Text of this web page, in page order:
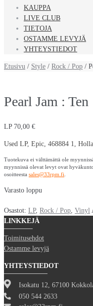
KAUPPA
LIVE CLUB
TIETOJA
OSTAMME LEVYJÄ
YHTEYSTIEDOT
Etusivu / Style / Rock / Pop /
Pearl Jam : Ten
LP 70,00 €
Used LP, Epic, 468884 1,
Tuotekuva ei välttämättä ole
myynnissä olevat levyt ovat
osoitteesta sales@33rpm.fi
Varasto loppu
Osastot: LP, Rock / Pop Vinyl
LINKKEJÄ
Toimitusehdot
Ostamme levyjä
YHTEYSTIEDOT
Isokatu 12, 67100
050 544 2633